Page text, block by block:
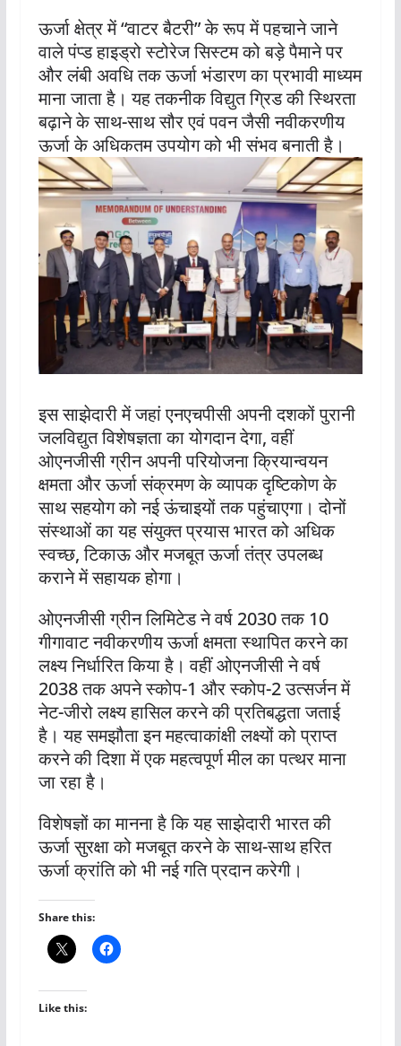
ऊर्जा क्षेत्र में “वाटर बैटरी” के रूप में पहचाने जाने
वाले पंप्ड हाइड्रो स्टोरेज सिस्टम को बड़े पैमाने पर
और लंबी अवधि तक ऊर्जा भंडारण का प्रभावी माध्यम
माना जाता है। यह तकनीक विद्युत ग्रिड की स्थिरता
बढ़ाने के साथ-साथ सौर एवं पवन जैसी नवीकरणीय
ऊर्जा के अधिकतम उपयोग को भी संभव बनाती है।
इस साझेदारी में जहां एनएचपीसी अपनी दशकों पुरानी
जलविद्युत विशेषज्ञता का योगदान देगा, वहीं
ओएनजीसी ग्रीन अपनी परियोजना क्रियान्वयन
क्षमता और ऊर्जा संक्रमण के व्यापक दृष्टिकोण के
साथ सहयोग को नई ऊंचाइयों तक पहुंचाएगा। दोनों
संस्थाओं का यह संयुक्त प्रयास भारत को अधिक
स्वच्छ, टिकाऊ और मजबूत ऊर्जा तंत्र उपलब्ध
कराने में सहायक होगा।
ओएनजीसी ग्रीन लिमिटेड ने वर्ष 2030 तक 10
गीगावाट नवीकरणीय ऊर्जा क्षमता स्थापित करने का
लक्ष्य निर्धारित किया है। वहीं ओएनजीसी ने वर्ष
2038 तक अपने स्कोप-1 और स्कोप-2 उत्सर्जन में
नेट-जीरो लक्ष्य हासिल करने की प्रतिबद्धता जताई
है। यह समझौता इन महत्वाकांक्षी लक्ष्यों को प्राप्त
करने की दिशा में एक महत्वपूर्ण मील का पत्थर माना
जा रहा है।
विशेषज्ञों का मानना है कि यह साझेदारी भारत की
ऊर्जा सुरक्षा को मजबूत करने के साथ-साथ हरित
ऊर्जा क्रांति को भी नई गति प्रदान करेगी।
Share this:
Like this: